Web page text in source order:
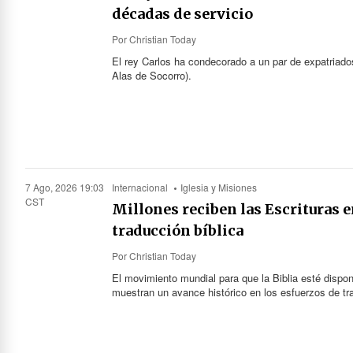
décadas de servicio
PorChristian Today
El rey Carlos ha condecorado a un par de
Alas de Socorro).
7 Ago, 2026 19:03
CST
Internacional Iglesia y Misiones
Millones reciben las Escrituras
traducción bíblica
PorChristian Today
El movimiento mundial para que la Biblia esté
muestran un avance histórico en los esfuerzos de